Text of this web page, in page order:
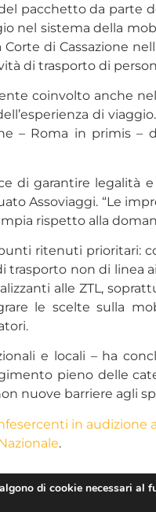
pacchetto da parte
nel sistema della
di Cassazione
di trasporto di
coinvolto anche
di
– Roma in primis
di garantire
Assoviaggi. “Le
rispetto alla
ritenuti prioritari:
trasporto non di
alle ZTL,
le scelte sulla
e locali – ha
pieno delle
nuove barriere agli
in
.
di cookie necessari